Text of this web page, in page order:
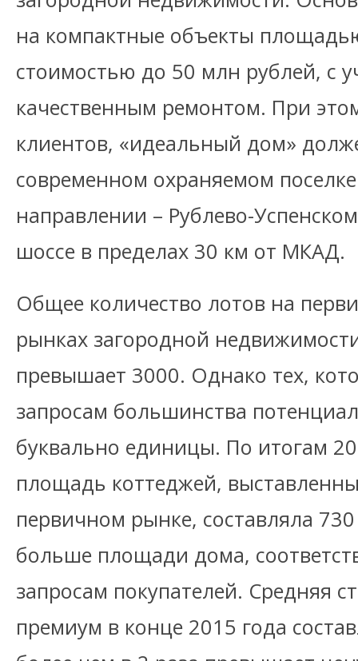
на компактные объекты
стоимостью до 50 млн рублей, с
качественным ремонтом. При
клиентов, «идеальный дом»
современном охраняемом
направлении – Рублево-
шоссе в пределах 30 км от МКАД.
Общее количество лотов на
рынках загородной
превышает 3000. Однако тех,
запросам большинства
буквально единицы. По итогам
площадь коттеджей,
первичном рынке, составляла
больше площади дома,
запросам покупателей. Средняя
премиум в конце 2015 года